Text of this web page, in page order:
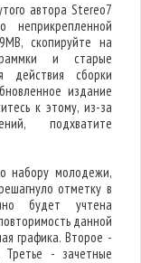
автора Stereo7
неприкрепленной
скопируйте на
и старые
действия сборки
издание
к этому, из-за
подхватите
набору молодежи,
отметку в
будет учтена
данной
графика. Второе -
Третье - зачетные